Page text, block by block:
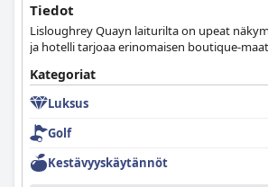
Tiedot
Lisloughrey Quayn laiturilta on upeat
ja hotelli tarjoaa erinomaisen boutique-
Kategoriat
Luksus
Golf
Kestävyyskäytännöt